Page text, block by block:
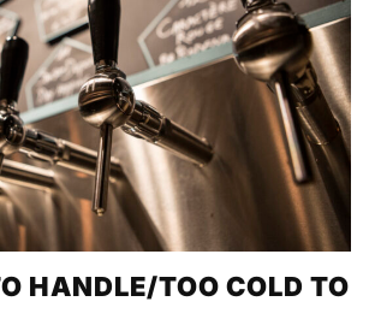
HANDLE/TOO COLD TO